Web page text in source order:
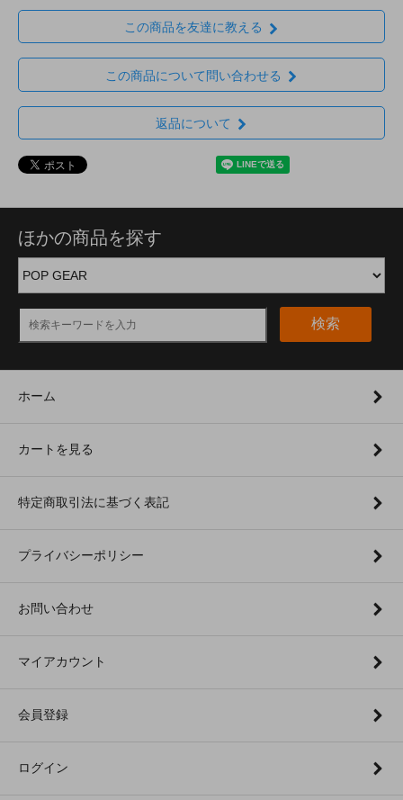
この商品を友達に教える
この商品について問い合わせる
返品について
ほかの商品を探す
検索
ホーム
カートを見る
特定商取引法に基づく表記
プライバシーポリシー
お問い合わせ
マイアカウント
会員登録
ログイン